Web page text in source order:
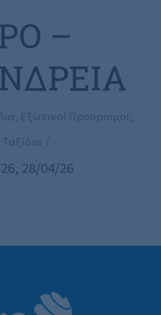
–
, Εξωτικοί Προορισμοί,
/
28/04/26